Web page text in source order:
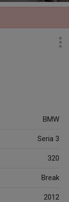
BMW
Seria 3
320
Break
2012